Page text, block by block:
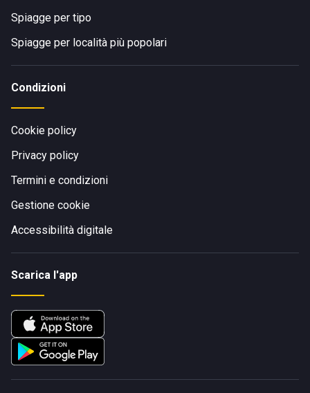
Spiagge per tipo
Spiagge per località più popolari
Condizioni
Cookie policy
Privacy policy
Termini e condizioni
Gestione cookie
Accessibilità digitale
Scarica l'app